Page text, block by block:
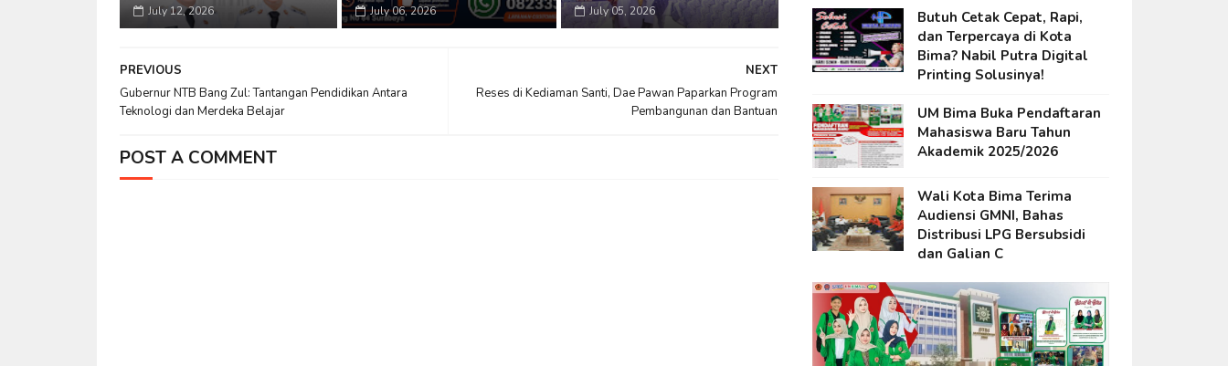
July 12, 2026 July 06, 2026 July 05, 2026
NEXT
Reses di Kediaman Santi, Dae Pawan Paparkan Program
Pembangunan dan Bantuan
PREVIOUS
Gubernur NTB Bang Zul: Tantangan Pendidikan Antara
Teknologi dan Merdeka Belajar
POST A COMMENT
Butuh Cetak Cepat, Rapi,
dan Terpercaya di Kota
Bima? Nabil Putra Digital
Printing Solusinya!
UM Bima Buka Pendaftaran
Mahasiswa Baru Tahun
Akademik 2025/2026
Wali Kota Bima Terima
Audiensi GMNI, Bahas
Distribusi LPG Bersubsidi
dan Galian C